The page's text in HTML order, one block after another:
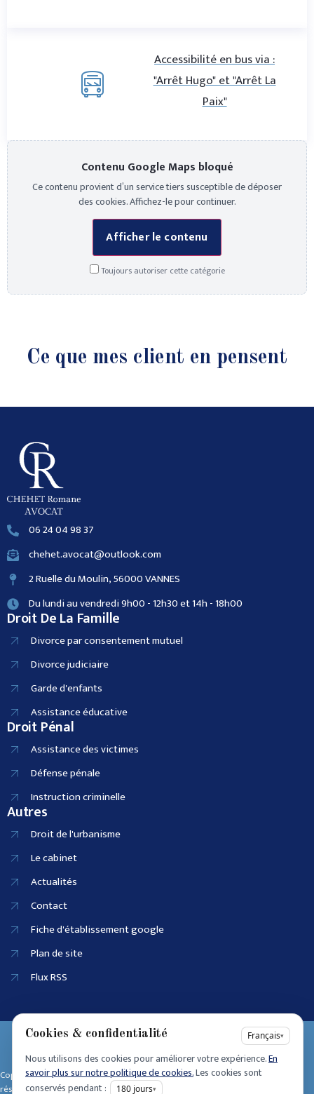
Accessibilité en bus via :
"Arrêt Hugo" et "Arrêt La
Paix"
Contenu Google Maps bloqué
Ce contenu provient d’un service tiers susceptible de déposer
des cookies. Affichez-le pour continuer.
Afficher le contenu
Toujours autoriser cette catégorie
Ce que mes client en pensent
06 24 04 98 37
chehet.avocat@outlook.com
2 Ruelle du Moulin, 56000 VANNES
Du lundi au vendredi 9h00 - 12h30 et 14h - 18h00
Droit De La Famille
Divorce par consentement mutuel
Divorce judiciaire
Garde d'enfants
Assistance éducative
Droit Pénal
Assistance des victimes
Défense pénale
Instruction criminelle
Autres
Droit de l'urbanisme
Le cabinet
Actualités
Contact
Fiche d'établissement google
Plan de site
Flux RSS
Copyright © 2025 • Tous dro its
réservés • Design by
90915686100025
Accessibilité
Cookies & confidentialité Français▾
Nous utilisons des cookies pour améliorer votre expérience.En
savoir plus sur notre politique de cookies.Les cookies sont
conservés pendant :
180 jours▾